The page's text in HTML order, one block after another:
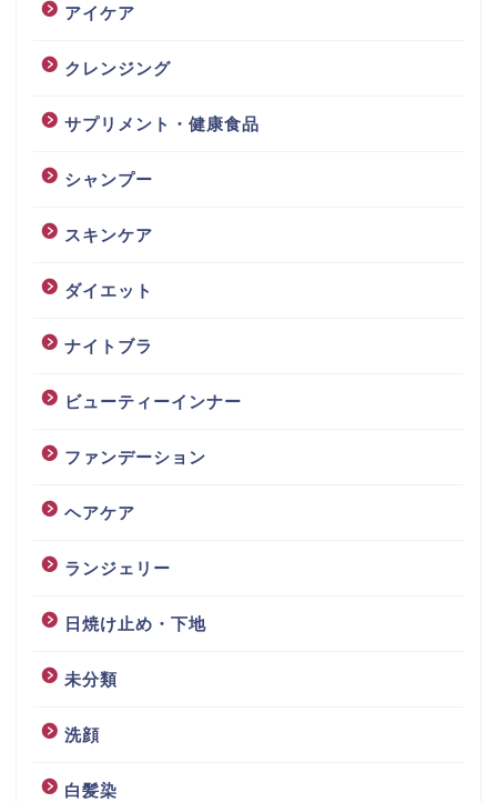
アイケア
クレンジング
サプリメント・健康食品
シャンプー
スキンケア
ダイエット
ナイトブラ
ビューティーインナー
ファンデーション
ヘアケア
ランジェリー
日焼け止め・下地
未分類
洗顔
白髪染